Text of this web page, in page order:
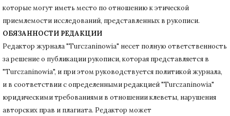
которые могут иметь место по отношению к этической
приемлемости исследований, представленных в рукописи.
ОБЯЗАННОСТИ РЕДАКЦИИ
Редактор журнала "Turczaninowia" несет полную ответственность
за решение о публикации рукописи, которая представляется в
"Turczaninowia", и при этом руководствуется политикой журнала,
и в соответствии с определенными редакцией "Turczaninowia"
юридическими требованиями в отношении клеветы, нарушения
авторских прав и плагиата. Редактор может